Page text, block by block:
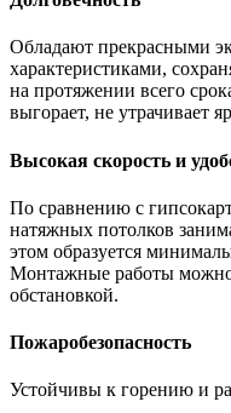
Обладают прекрасными
характеристиками,
на протяжении всего
выгорает, не утрачивает
Высокая скорость и
По сравнению с
натяжных потолков
этом образуется
Монтажные работы
обстановкой.
Пожаробезопасность
Устойчивы к горению и